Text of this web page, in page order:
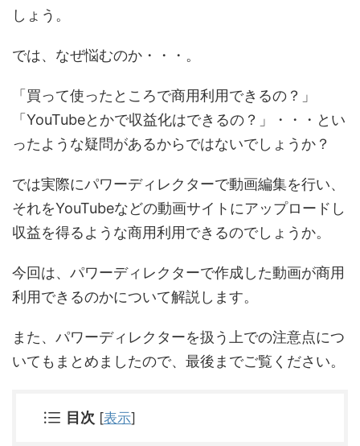
しょう。
では、なぜ悩むのか・・・。
「買って使ったところで商用利用できるの？」
「YouTubeとかで収益化はできるの？」・・・とい
ったような疑問があるからではないでしょうか？
では実際にパワーディレクターで動画編集を行い、
それをYouTubeなどの動画サイトにアップロードし
収益を得るような商用利用できるのでしょうか。
今回は、パワーディレクターで作成した動画が商用
利用できるのかについて解説します。
また、パワーディレクターを扱う上での注意点につ
いてもまとめましたので、最後までご覧ください。
目次 [表示]